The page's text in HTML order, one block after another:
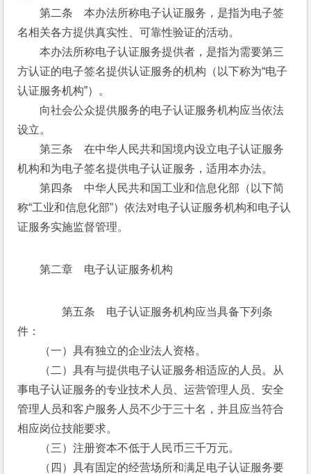
第二条　本办法所称电子认证服务，是指为电子签
名相关各方提供真实性、可靠性验证的活动。
本办法所称电子认证服务提供者，是指为需要第三
方认证的电子签名提供认证服务的机构（以下称为“电子
认证服务机构”）。
向社会公众提供服务的电子认证服务机构应当依法
设立。
第三条　在中华人民共和国境内设立电子认证服务
机构和为电子签名提供电子认证服务，适用本办法。
第四条　中华人民共和国工业和信息化部（以下简
称“工业和信息化部”）依法对电子认证服务机构和电子认
证服务实施监督管理。
第二章　电子认证服务机构
第五条　电子认证服务机构应当具备下列条
件：
（一）具有独立的企业法人资格。
（二）具有与提供电子认证服务相适应的人员。从
事电子认证服务的专业技术人员、运营管理人员、安全
管理人员和客户服务人员不少于三十名，并且应当符合
相应岗位技能要求。
（三）注册资本不低于人民币三千万元。
（四）具有固定的经营场所和满足电子认证服务要